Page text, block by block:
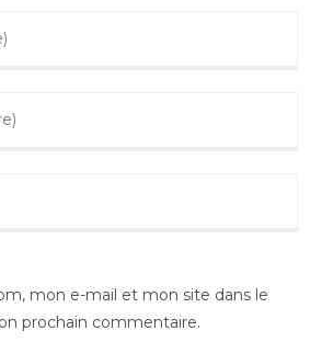
mon e-mail et mon site dans le
prochain commentaire.